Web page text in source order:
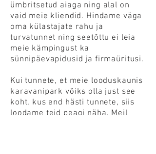
ümbritsetud aiaga ning alal on
vaid meie kliendid. Hindame väga
oma külastajate rahu ja
turvatunnet ning seetõttu ei leia
meie kämpingust ka
sünnipäevapidusid ja firmaüritusi.
Kui tunnete, et meie looduskaunis
karavanipark võiks olla just see
koht, kus end hästi tunnete, siis
loodame teid peagi näha. Meil